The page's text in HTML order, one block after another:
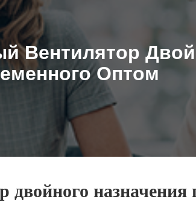
Вентилятор
Оптом
назначения